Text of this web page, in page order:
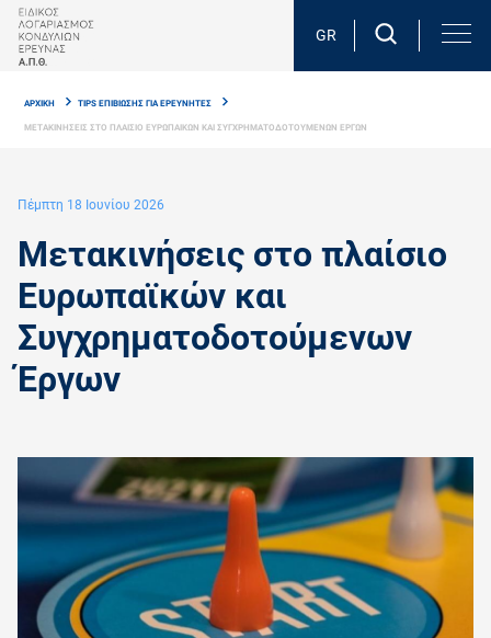
Skip
main
GR
ΑΡΧΙΚΗ TIPS ΕΠΙΒΙΩΣΗΣ ΓΙΑ ΕΡΕΥΝΗΤΕΣ
ΜΕΤΑΚΙΝΗΣΕΙΣ ΣΤΟ ΠΛΑΙΣΙΟ ΕΥΡΩΠΑΙΚΩΝ ΚΑΙ ΣΥΓΧΡΗΜΑΤΟΔΟΤΟΥΜΕΝΩΝ ΕΡΓΩΝ
Πέμπτη 18 Ιουνίου 2026
Μετακινήσεις στο πλαίσιο
Ευρωπαϊκών και
Συγχρηματοδοτούμενων
Έργων